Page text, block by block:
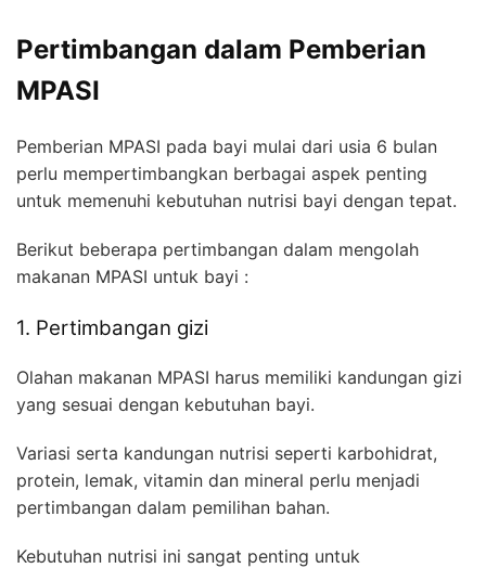
Pertimbangan dalam Pemberian
MPASI
Pemberian MPASI pada bayi mulai dari usia 6 bulan
perlu mempertimbangkan berbagai aspek penting
untuk memenuhi kebutuhan nutrisi bayi dengan tepat.
Berikut beberapa pertimbangan dalam mengolah
makanan MPASI untuk bayi :
1. Pertimbangan gizi
Olahan makanan MPASI harus memiliki kandungan gizi
yang sesuai dengan kebutuhan bayi.
Variasi serta kandungan nutrisi seperti karbohidrat,
protein, lemak, vitamin dan mineral perlu menjadi
pertimbangan dalam pemilihan bahan.
Kebutuhan nutrisi ini sangat penting untuk